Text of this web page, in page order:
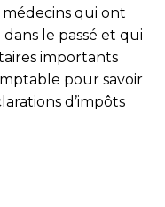
médecins qui ont
le passé et qui
importants
pour savoir
d’impôts